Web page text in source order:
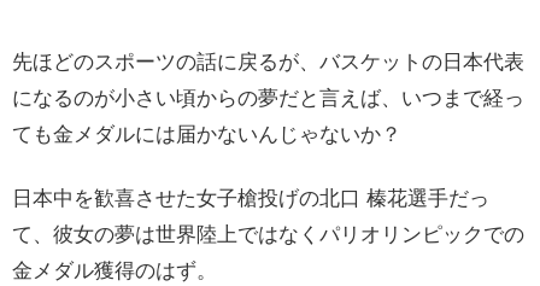
先ほどのスポーツの話に戻るが、バスケットの日本代表
になるのが小さい頃からの夢だと言えば、いつまで経っ
ても金メダルには届かないんじゃないか？
日本中を歓喜させた女子槍投げの北口 榛花選手だっ
て、彼女の夢は世界陸上ではなくパリオリンピックでの
金メダル獲得のはず。